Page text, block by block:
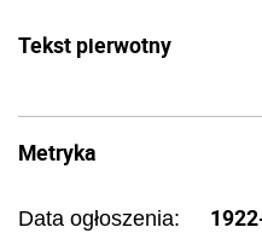
Tekst pierwotny
Metryka
Data ogłoszenia: